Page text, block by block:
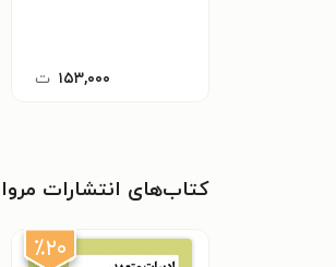
۱۵۳,۰۰۰ ت
کتاب‌های انتشارات
٪۲۰